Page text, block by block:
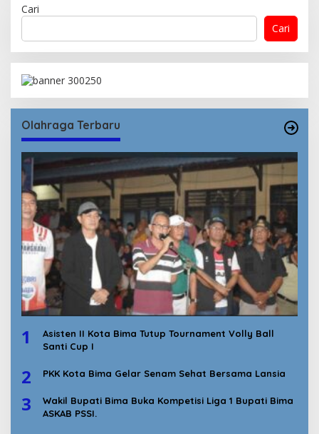
Cari
Cari
Olahraga Terbaru
1
Asisten II Kota Bima Tutup Tournament Volly Ball
Santi Cup I
2 PKK Kota Bima Gelar Senam Sehat Bersama Lansia
3
Wakil Bupati Bima Buka Kompetisi Liga 1 Bupati Bima
ASKAB PSSI.